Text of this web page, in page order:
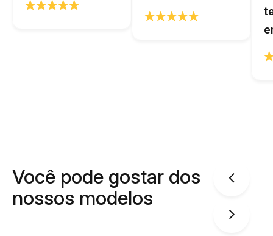
Você pode gostar dos
nossos modelos